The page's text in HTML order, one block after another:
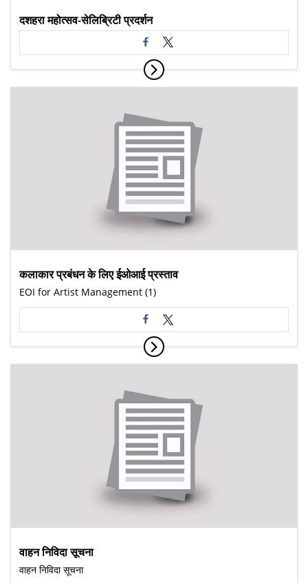
दशहरा महोत्सव-सेलिब्रिटी प्रदर्शन
कलाकार प्रबंधन के लिए ईओआई प्रस्ताव
EOI for Artist Management (1)
वाहन निविदा सूचना
वाहन निविदा सूचना